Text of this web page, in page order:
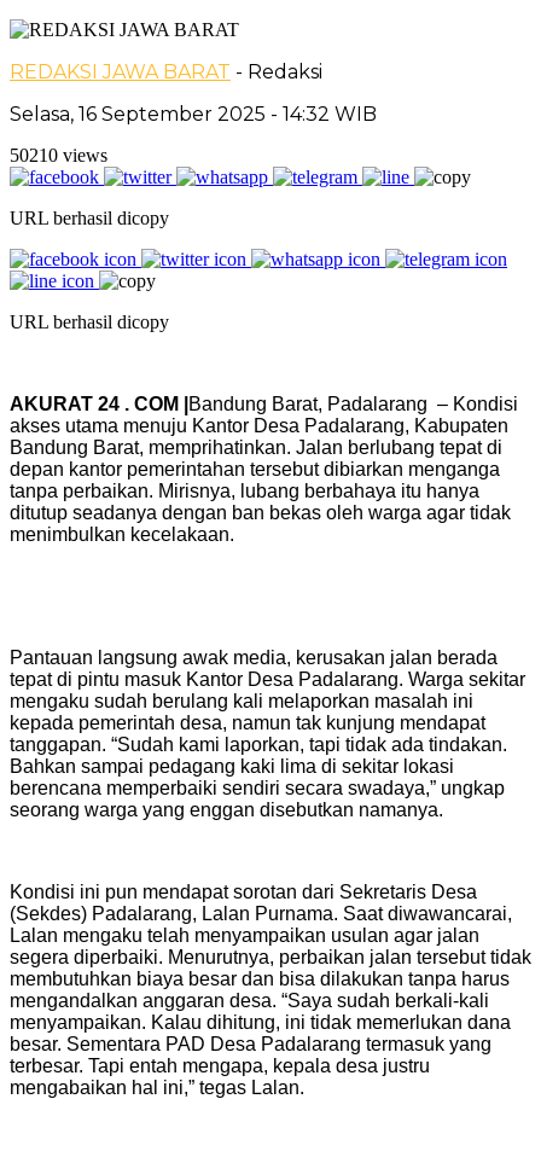
REDAKSI JAWA BARAT - Redaksi
Selasa, 16 September 2025 - 14:32 WIB
50210 views
URL berhasil dicopy
URL berhasil dicopy
AKURAT 24 . COM |
Bandung Barat, Padalarang – Kondisi
akses utama menuju Kantor Desa Padalarang, Kabupaten
Bandung Barat, memprihatinkan. Jalan berlubang tepat di
depan kantor pemerintahan tersebut dibiarkan menganga
tanpa perbaikan. Mirisnya, lubang berbahaya itu hanya
ditutup seadanya dengan ban bekas oleh warga agar tidak
menimbulkan kecelakaan.
Pantauan langsung awak media, kerusakan jalan berada
tepat di pintu masuk Kantor Desa Padalarang. Warga sekitar
mengaku sudah berulang kali melaporkan masalah ini
kepada pemerintah desa, namun tak kunjung mendapat
tanggapan. “Sudah kami laporkan, tapi tidak ada tindakan.
Bahkan sampai pedagang kaki lima di sekitar lokasi
berencana memperbaiki sendiri secara swadaya,” ungkap
seorang warga yang enggan disebutkan namanya.
Kondisi ini pun mendapat sorotan dari Sekretaris Desa
(Sekdes) Padalarang, Lalan Purnama. Saat diwawancarai,
Lalan mengaku telah menyampaikan usulan agar jalan
segera diperbaiki. Menurutnya, perbaikan jalan tersebut tidak
membutuhkan biaya besar dan bisa dilakukan tanpa harus
mengandalkan anggaran desa. “Saya sudah berkali-kali
menyampaikan. Kalau dihitung, ini tidak memerlukan dana
besar. Sementara PAD Desa Padalarang termasuk yang
terbesar. Tapi entah mengapa, kepala desa justru
mengabaikan hal ini,” tegas Lalan.